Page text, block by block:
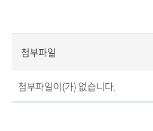
첨부파일
첨부파일이(가) 없습니다.